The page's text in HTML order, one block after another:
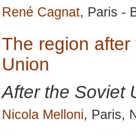
René Cagnat, Paris -
The region
Union
After the Soviet
Nicola Melloni, Paris,